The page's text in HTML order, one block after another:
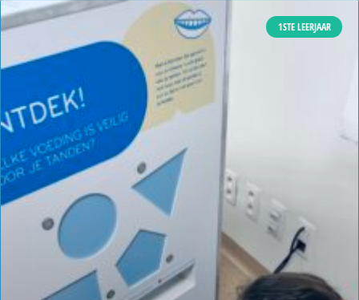
1STE LEERJAAR